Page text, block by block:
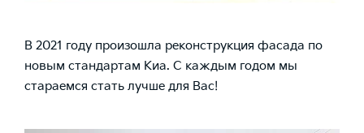
В 2021 году произошла реконструкция фасада по
новым стандартам Киа. С каждым годом мы
стараемся стать лучше для Вас!